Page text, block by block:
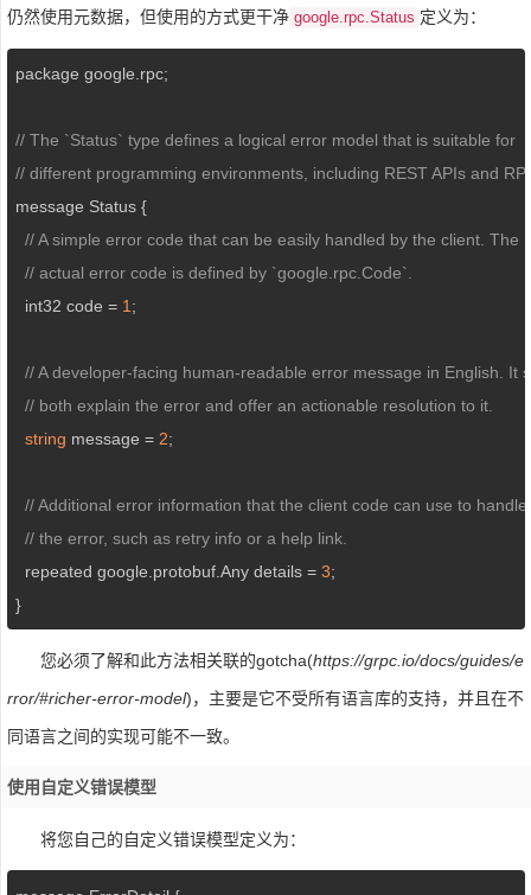
仍然使用元数据，但使用的方式更干净 google.rpc.Status 定义为：
package google.rpc;
// The `Status` type defines a logical error model that is suitable for
// different programming environments, including REST APIs and
message Status {
// A simple error code that can be easily handled by the client. The
// actual error code is defined by `google.rpc.Code`.
  int32 code =
1 ;
// A developer-facing human-readable error message in English. It
// both explain the error and offer an actionable resolution to it.
string message = 2;
// Additional error information that the client code can use to handle
// the error, such as retry info or a help link.
  repeated google.protobuf.Any details =
3;
}
您必须了解和此方法相关联的gotcha(https://grpc.io/docs/guides/e
rror/#richer-error-model)，主要是它不受所有语言库的支持，并且在不
同语言之间的实现可能不一致。
使用自定义错误模型
将您自己的自定义错误模型定义为：